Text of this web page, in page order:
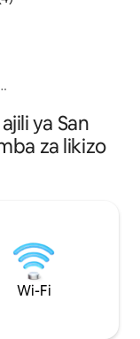
Tunapendekeza
SUV au gari lolote
ya San
za likizo
Wi-Fi